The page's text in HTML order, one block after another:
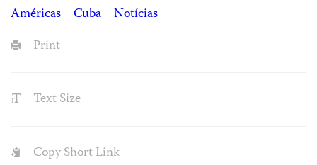
Américas
Cuba
Notícias
Print
Text Size
Copy Short Link